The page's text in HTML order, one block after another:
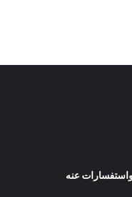
واستفسارات عنه